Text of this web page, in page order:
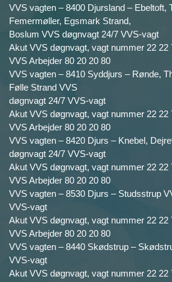
VVS vagten – 8400 Djursland – Ebeltoft,
Femermøller, Egsmark Strand,
Boslum VVS døgnvagt 24/7 VVS-vagt
Akut VVS døgnvagt, vagt nummer 22 22
VVS Arbejder 80 20 20 80
VVS vagten – 8410 Syddjurs – Rønde,
Følle Strand VVS
døgnvagt 24/7 VVS-vagt
Akut VVS døgnvagt, vagt nummer 22 22
VVS Arbejder 80 20 20 80
VVS vagten – 8420 Djurs – Knebel,
døgnvagt 24/7 VVS-vagt
Akut VVS døgnvagt, vagt nummer 22 22
VVS Arbejder 80 20 20 80
VVS vagten – 8530 Djurs – Studsstrup
VVS-vagt
Akut VVS døgnvagt, vagt nummer 22 22
VVS Arbejder 80 20 20 80
VVS vagten – 8440 Skødstrup –
VVS-vagt
Akut VVS døgnvagt, vagt nummer 22 22